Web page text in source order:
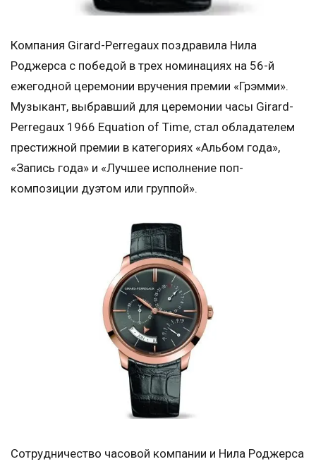
Компания Girard-Perregaux поздравила Нила
Роджерса с победой в трех номинациях на 56-й
ежегодной церемонии вручения премии «Грэмми».
Музыкант, выбравший для церемонии часы Girard-
Perregaux 1966 Equation of Time, стал обладателем
престижной премии в категориях «Альбом года»,
«Запись года» и «Лучшее исполнение поп-
композиции дуэтом или группой».
Сотрудничество часовой компании и Нила Роджерса